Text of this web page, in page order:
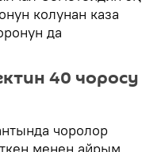
колунан каза
да
40 чоросу
чоролор